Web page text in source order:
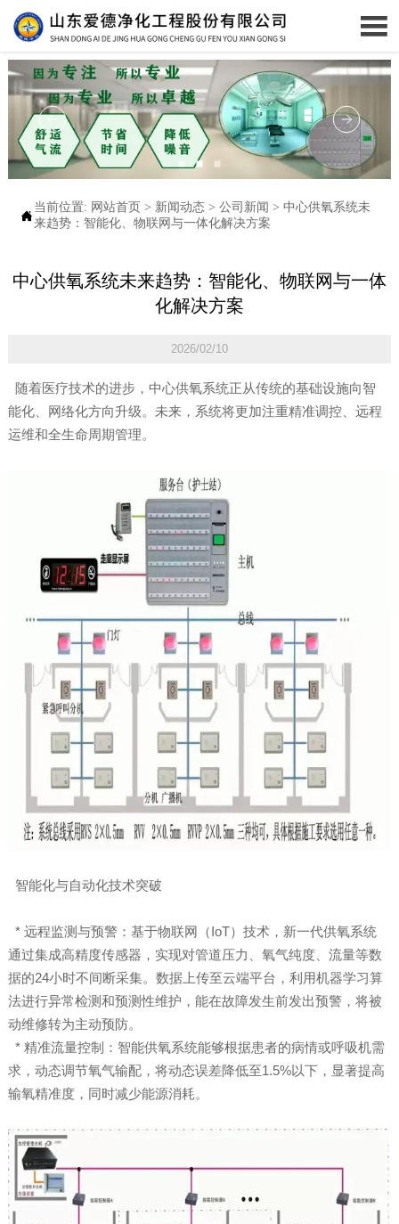


当前位置: 网站首页 > 新闻动态> 公司新闻 > 中心供氧系统未
来趋势：智能化、物联网与一体化解决方案
中心供氧系统未来趋势：智能化、物联网与一体
化解决方案
2026/02/10
随着医疗技术的进步，中心供氧系统正从传统的基础设施向智
能化、网络化方向升级。未来，系统将更加注重精准调控、远程
运维和全生命周期管理。
智能化与自动化技术突破
* 远程监测与预警：基于物联网（IoT）技术，新一代供氧系统
通过集成高精度传感器，实现对管道压力、氧气纯度、流量等数
据的24小时不间断采集。数据上传至云端平台，利用机器学习算
法进行异常检测和预测性维护，能在故障发生前发出预警，将被
动维修转为主动预防。
* 精准流量控制：智能供氧系统能够根据患者的病情或呼吸机需
求，动态调节氧气输配，将动态误差降低至1.5%以下，显著提高
输氧精准度，同时减少能源消耗。